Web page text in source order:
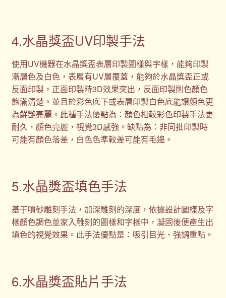
4.水晶獎盃UV印製手法
使用UV機器在水晶獎盃表層印製圖樣與字樣，能夠印製
漸層色及白色，表層有UV層覆蓋，能夠於水晶獎盃正或
反面印製，正面印製時3D效果突出，反面印製則色顏色
飽滿清楚。並且於彩色底下或表層印製白色底能讓顏色更
為鮮艷亮麗。此種手法優點為：顏色相較彩色印製手法更
耐久，顏色亮麗，視覺3D感強。缺點為：非同批印製時
可能有顏色落差，白色色準較差可能有毛邊。
5.水晶獎盃填色手法
基于噴砂雕刻手法，加深雕刻的深度，依據設計圖樣及字
樣顏色調色並家入雕刻的圖樣和字樣中，凝固後便產生出
填色的視覺效果。此手法優點是：吸引目光、強調重點。
6.水晶獎盃貼片手法